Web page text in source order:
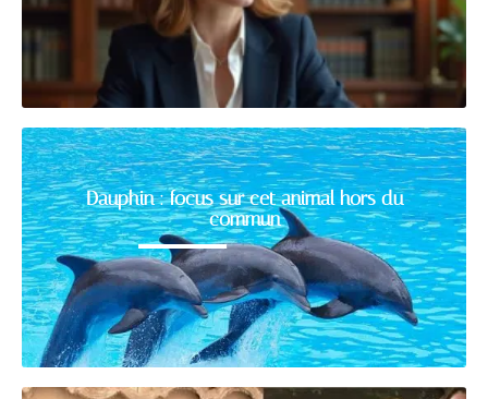
Dauphin : focus sur cet animal hors du
commun